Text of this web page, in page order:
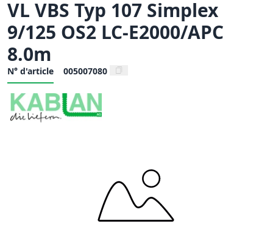
VL VBS Typ 107 Simplex
9/125 OS2 LC-E2000/APC
8.0m
N° d'article 005007080